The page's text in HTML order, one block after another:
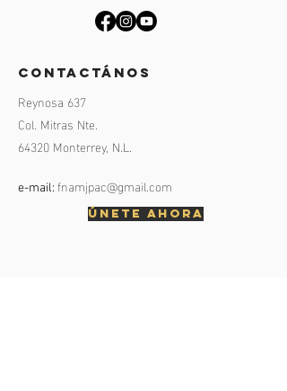
contactános
Reynosa 637
Col. Mitras Nte.
64320 Monterrey, N.L.
e-mail: fnamjpac@gmail.com
ÚNETE AHORA